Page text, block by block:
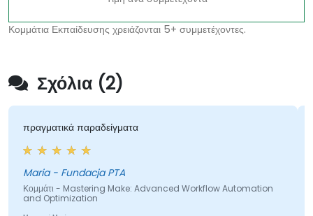
Κομμάτια Εκπαίδευσης χρειάζονται 5+ συμμετέχοντες.
Σχόλια (2)
πραγματικά παραδείγματα
Maria - Fundacja PTA
Κομμάτι - Mastering Make: Advanced Workflow Automation
and Optimization